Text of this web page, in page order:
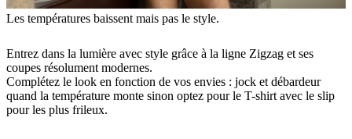
Les températures baissent mais pas le style.
Entrez dans la lumière avec style grâce à la ligne Zigzag et ses
coupes résolument modernes.
Complétez le look en fonction de vos envies : jock et débardeur
quand la température monte sinon optez pour le T-shirt avec le slip
pour les plus frileux.